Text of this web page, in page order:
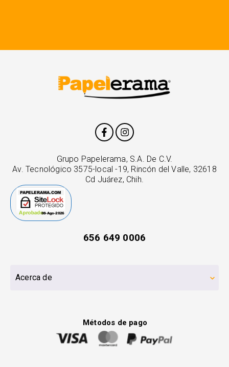
Grupo Papelerama, S.A. De C.V.
Av. Tecnológico 3575-local -19, Rincón del Valle, 32618
Cd Juárez, Chih.
656 649 0006
Acerca de
Métodos de pago